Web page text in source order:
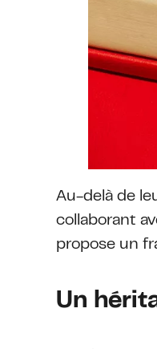
Au-delà de
collaborant
propose un
Un